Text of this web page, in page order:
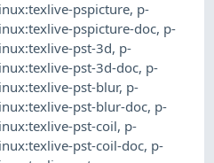
pspicture, p-
pspicture-doc, p-
pst-3d, p-
pst-3d-doc, p-
pst-blur, p-
pst-blur-doc, p-
pst-coil, p-
pst-coil-doc, p-